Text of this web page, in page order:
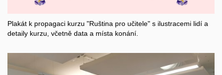
Plakát k propagaci kurzu "Ruština pro učitele" s ilustracemi lidí a
detaily kurzu, včetně data a místa konání.